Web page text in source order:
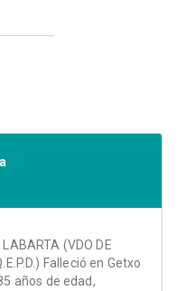
LABARTA (VDO DE
Falleció en Getxo
años de edad,